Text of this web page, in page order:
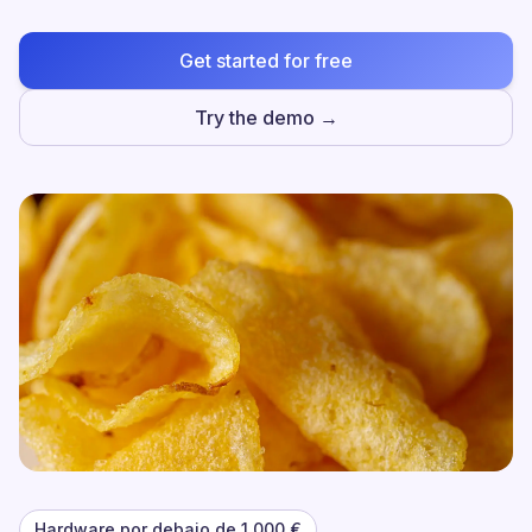
Get started for free
Try the demo →